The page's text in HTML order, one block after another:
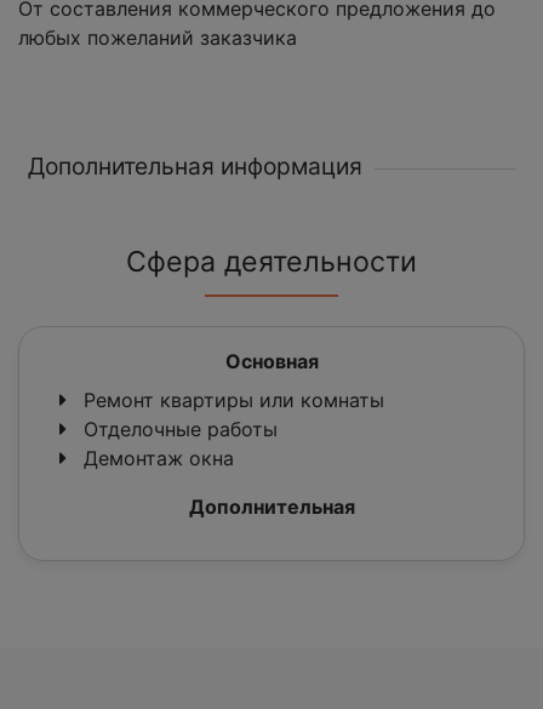
От составления коммерческого предложения до
любых пожеланий заказчика
Дополнительная информация
Сфера деятельности
Основная
Ремонт квартиры или комнаты
Отделочные работы
Демонтаж окна
Дополнительная